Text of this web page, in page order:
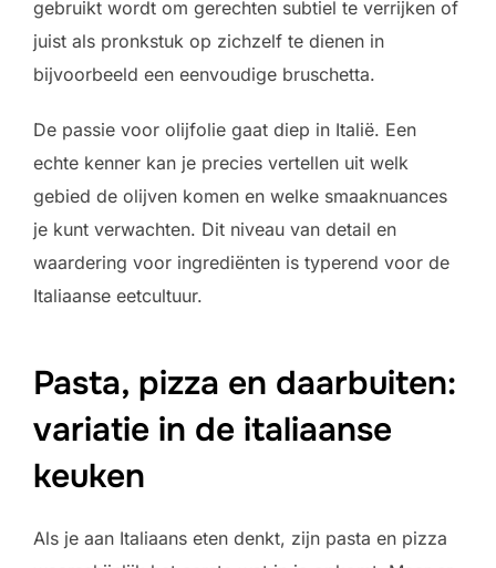
gebruikt wordt om gerechten subtiel te verrijken of
juist als pronkstuk op zichzelf te dienen in
bijvoorbeeld een eenvoudige bruschetta.
De passie voor olijfolie gaat diep in Italië. Een
echte kenner kan je precies vertellen uit welk
gebied de olijven komen en welke smaaknuances
je kunt verwachten. Dit niveau van detail en
waardering voor ingrediënten is typerend voor de
Italiaanse eetcultuur.
Pasta, pizza en daarbuiten:
variatie in de italiaanse
keuken
Als je aan Italiaans eten denkt, zijn pasta en pizza